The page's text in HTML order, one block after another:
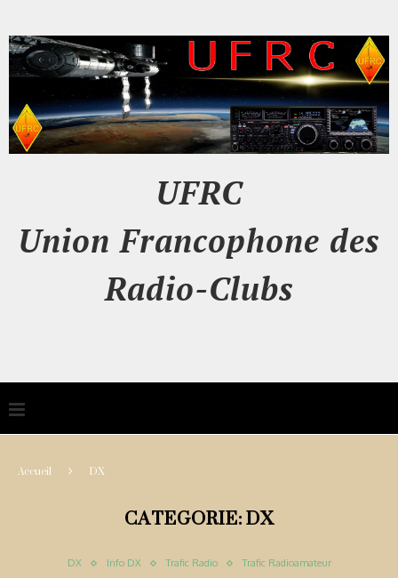
UFRC
Union Francophone des
Radio-Clubs
Accueil DX
CATEGORIE:DX
DX Info DX Trafic Radio Trafic Radioamateur